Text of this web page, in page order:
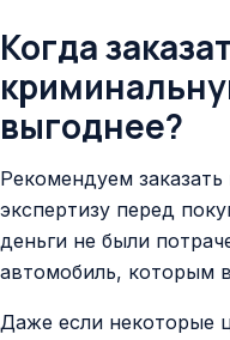
Когда
выгоднее?
Рекомендуем
экспертизу перед
деньги не были
автомобиль, которым
Даже если некоторые